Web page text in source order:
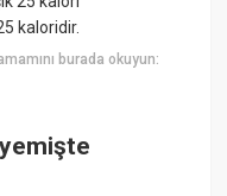
kaloridir.
burada okuyun: